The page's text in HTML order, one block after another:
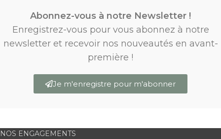
Abonnez-vous à notre Newsletter !
Enregistrez-vous pour vous abonnez à notre
newsletter et recevoir nos nouveautés en avant-
première !
Je m'enregistre pour m'abonner
NOS ENGAGEMENTS